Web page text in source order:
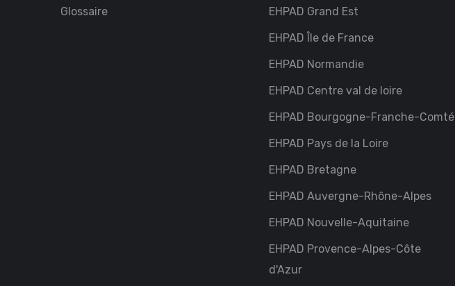
Glossaire
EHPAD Grand Est
EHPAD Île de France
EHPAD Normandie
EHPAD Centre val de loire
EHPAD Bourgogne-Franche-Comté
EHPAD Pays de la Loire
EHPAD Bretagne
EHPAD Auvergne-Rhône-Alpes
EHPAD Nouvelle-Aquitaine
EHPAD Provence-Alpes-Côte
d'Azur